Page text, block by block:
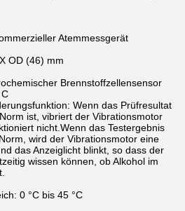
Atemmessgerät
OD (46) mm
Brennstoffzellensensor
Wenn das Prüfresultat
ist, vibriert der Vibrationsmotor
nicht.Wenn das Testergebnis
wird der Vibrationsmotor eine
das Anzeiglicht blinkt, so dass der
wissen können, ob Alkohol im
0 °C bis 45 °C